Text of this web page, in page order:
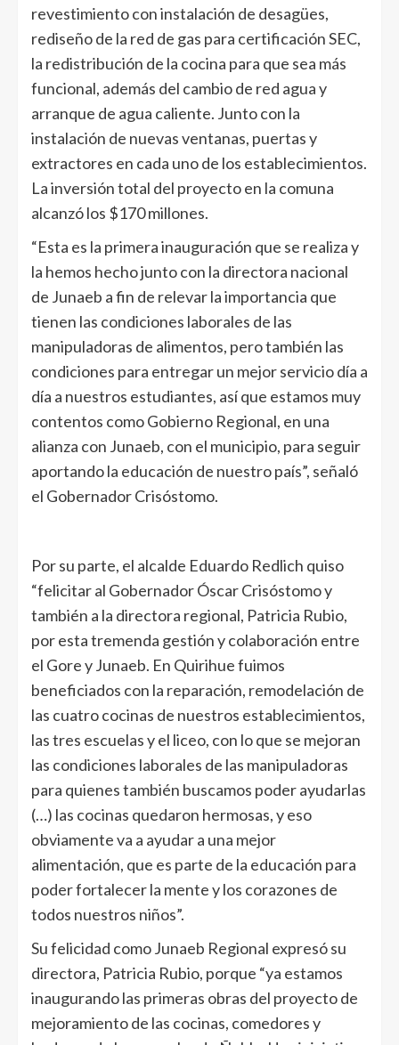
revestimiento con instalación de desagües,
rediseño de la red de gas para certificación SEC,
la redistribución de la cocina para que sea más
funcional, además del cambio de red agua y
arranque de agua caliente. Junto con la
instalación de nuevas ventanas, puertas y
extractores en cada uno de los establecimientos.
La inversión total del proyecto en la comuna
alcanzó los $170 millones.
“Esta es la primera inauguración que se realiza y
la hemos hecho junto con la directora nacional
de Junaeb a fin de relevar la importancia que
tienen las condiciones laborales de las
manipuladoras de alimentos, pero también las
condiciones para entregar un mejor servicio día a
día a nuestros estudiantes, así que estamos muy
contentos como Gobierno Regional, en una
alianza con Junaeb, con el municipio, para seguir
aportando la educación de nuestro país”, señaló
el Gobernador Crisóstomo.
Por su parte, el alcalde Eduardo Redlich quiso
“felicitar al Gobernador Óscar Crisóstomo y
también a la directora regional, Patricia Rubio,
por esta tremenda gestión y colaboración entre
el Gore y Junaeb. En Quirihue fuimos
beneficiados con la reparación, remodelación de
las cuatro cocinas de nuestros establecimientos,
las tres escuelas y el liceo, con lo que se mejoran
las condiciones laborales de las manipuladoras
para quienes también buscamos poder ayudarlas
(…) las cocinas quedaron hermosas, y eso
obviamente va a ayudar a una mejor
alimentación, que es parte de la educación para
poder fortalecer la mente y los corazones de
todos nuestros niños”.
Su felicidad como Junaeb Regional expresó su
directora, Patricia Rubio, porque “ya estamos
inaugurando las primeras obras del proyecto de
mejoramiento de las cocinas, comedores y